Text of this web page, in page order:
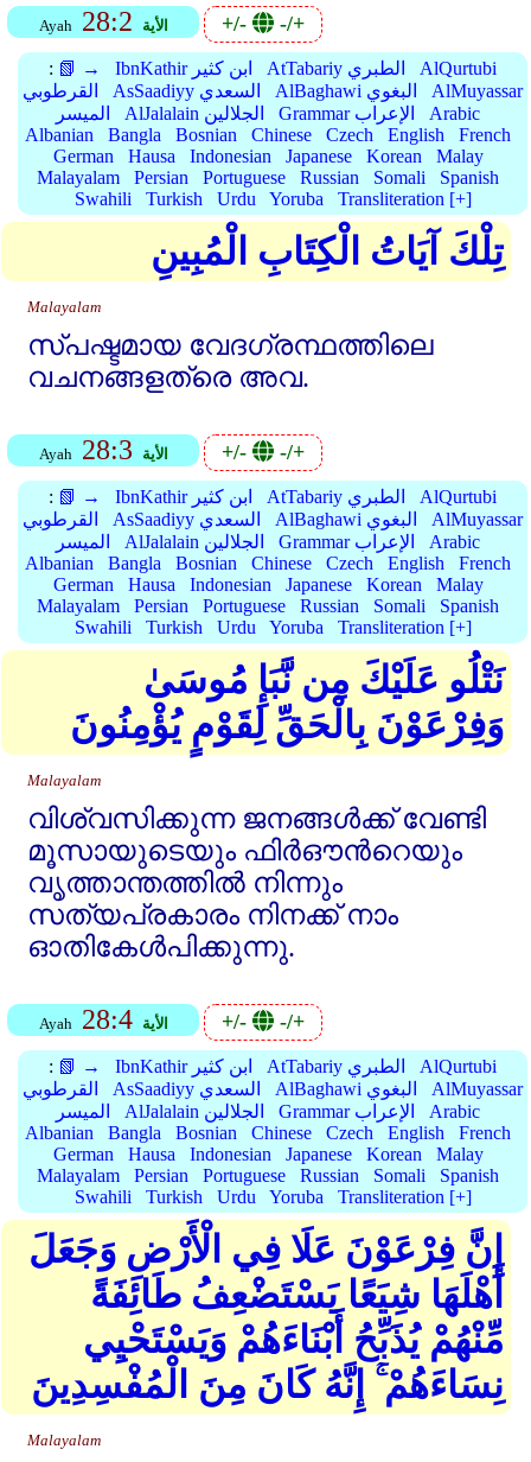
Ayah 28:2 الأية +/- -/+
: 📗 → IbnKathir ابن كثير AtTabariy الطبري
AlQurtubi
القرطوبي
AsSaadiyy السعدي AlBaghawi البغوي
AlMuyassar
الميسر
AlJalalain الجلالين Grammar الإعراب
Arabic
Albanian
Bangla Bosnian Chinese Czech English
French
German
Hausa Indonesian Japanese Korean
Malay
Malayalam
Persian Portuguese Russian Somali
Spanish
Swahili
Turkish Urdu Yoruba Transliteration [+]
تِلْكَ آيَاتُ الْكِتَابِ الْمُبِينِ
Malayalam
സ്പഷ്ടമായ വേദഗ്രന്ഥത്തിലെ
വചനങ്ങളത്രെ അവ.
Ayah 28:3 الأية +/- -/+
: 📗 → IbnKathir ابن كثير AtTabariy الطبري
AlQurtubi
القرطوبي
AsSaadiyy السعدي AlBaghawi البغوي
AlMuyassar
الميسر
AlJalalain الجلالين Grammar الإعراب
Arabic
Albanian
Bangla Bosnian Chinese Czech English
French
German
Hausa Indonesian Japanese Korean
Malay
Malayalam
Persian Portuguese Russian Somali
Spanish
Swahili
Turkish Urdu Yoruba Transliteration [+]
نَتْلُو عَلَيْكَ مِن نَّبَإِ مُوسَىٰ
وَفِرْعَوْنَ بِالْحَقِّ لِقَوْمٍ يُؤْمِنُونَ
Malayalam
വിശ്വസിക്കുന്ന ജനങ്ങള്‍ക്ക്‌ വേണ്ടി
മൂസായുടെയും ഫിര്‍ഔന്‍റെയും
വൃത്താന്തത്തില്‍ നിന്നും
സത്യപ്രകാരം നിനക്ക്‌ നാം
ഓതികേള്‍പിക്കുന്നു.
Ayah 28:4 الأية +/- -/+
: 📗 → IbnKathir ابن كثير AtTabariy الطبري
AlQurtubi
القرطوبي
AsSaadiyy السعدي AlBaghawi البغوي
AlMuyassar
الميسر
AlJalalain الجلالين Grammar الإعراب
Arabic
Albanian
Bangla Bosnian Chinese Czech English
French
German
Hausa Indonesian Japanese Korean
Malay
Malayalam
Persian Portuguese Russian Somali
Spanish
Swahili
Turkish Urdu Yoruba Transliteration [+]
إِنَّ فِرْعَوْنَ عَلَا فِي الْأَرْضِ وَجَعَلَ
أَهْلَهَا شِيَعًا يَسْتَضْعِفُ طَائِفَةً
مِّنْهُمْ يُذَبِّحُ أَبْنَاءَهُمْ وَيَسْتَحْيِي
نِسَاءَهُمْ ۚ إِنَّهُ كَانَ مِنَ الْمُفْسِدِينَ
Malayalam